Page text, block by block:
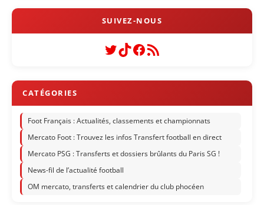
Twitter
TikTok
Facebook
Flux RSS
Foot Français : Actualités, classements et championnats
Mercato Foot : Trouvez les infos Transfert football en direct
Mercato PSG : Transferts et dossiers brûlants du Paris SG !
News-fil de l’actualité football
OM mercato, transferts et calendrier du club phocéen